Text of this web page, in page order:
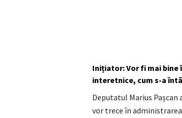
Inițiator: Vor fi mai bine
interetnice, cum s-a
Deputatul Marius
vor trece în